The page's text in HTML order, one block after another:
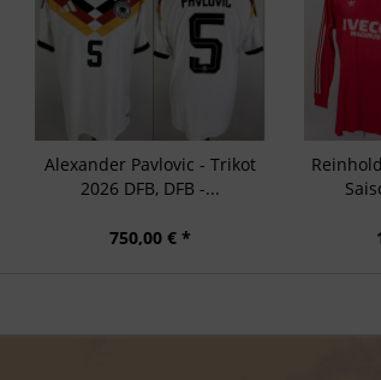
Alexander Pavlovic - Trikot
2026 DFB, DFB -...
750,00 € *